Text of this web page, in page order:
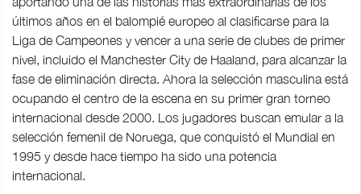
últimos años en el balompié europeo al clasificarse para la
Liga de Campeones y vencer a una serie de clubes de primer
nivel, incluido el Manchester City de Haaland, para alcanzar la
fase de eliminación directa. Ahora la selección masculina está
ocupando el centro de la escena en su primer gran torneo
internacional desde 2000. Los jugadores buscan emular a la
selección femenil de Noruega, que conquistó el Mundial en
1995 y desde hace tiempo ha sido una potencia
internacional.